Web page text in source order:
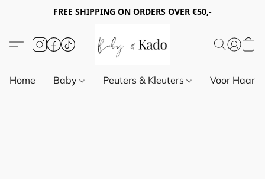
FREE SHIPPING ON ORDERS OVER €50,-
Home Baby Peuters & Kleuters Voor Haar